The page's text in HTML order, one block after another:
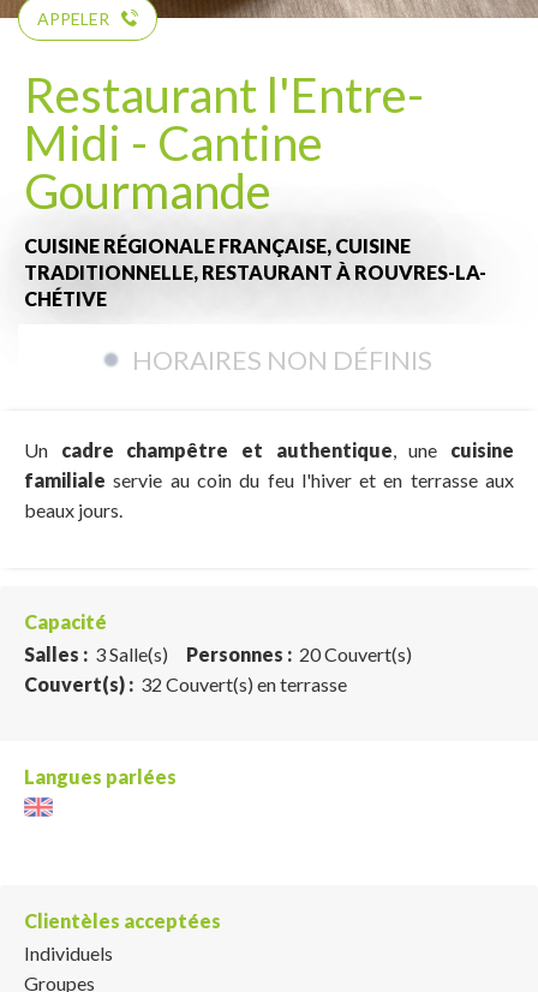
APPELER
Restaurant l'Entre-
Midi - Cantine
Gourmande
CUISINE RÉGIONALE FRANÇAISE, CUISINE
TRADITIONNELLE, RESTAURANT À ROUVRES-LA-
CHÉTIVE
HORAIRES NON DÉFINIS
Un cadre champêtre et authentique , une cuisine
familiale servie au coin du feu l'hiver et en terrasse aux
beaux jours.
Capacité
Salles : 3 Salle(s) Personnes : 20 Couvert(s)
Couvert(s) : 32 Couvert(s) en terrasse
Langues parlées
Clientèles acceptées
Individuels
Groupes